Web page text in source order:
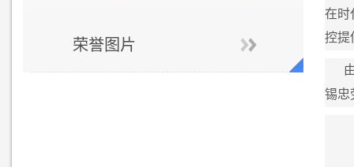
荣誉图片
在时
控提
锡忠